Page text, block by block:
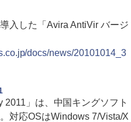
入した「Avira AntiVir バージ
docs/news/20101014_3
」は、中国キングソフト
対応OSはWindows 7/Vista/X